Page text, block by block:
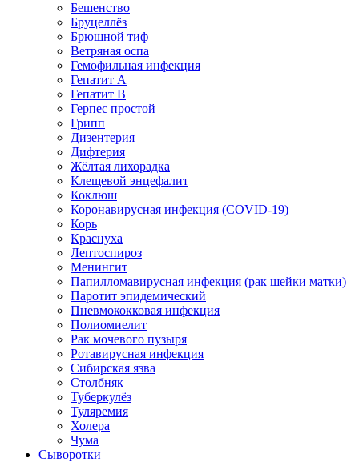
Бешенство
Бруцеллёз
Брюшной тиф
Ветряная оспа
Гемофильная инфекция
Гепатит А
Гепатит В
Герпес простой
Грипп
Дизентерия
Дифтерия
Жёлтая лихорадка
Клещевой энцефалит
Коклюш
Коронавирусная инфекция (COVID-19)
Корь
Краснуха
Лептоспироз
Менингит
Папилломавирусная инфекция (рак шейки матки)
Паротит эпидемический
Пневмококковая инфекция
Полиомиелит
Рак мочевого пузыря
Ротавирусная инфекция
Сибирская язва
Столбняк
Туберкулёз
Туляремия
Холера
Чума
Сыворотки